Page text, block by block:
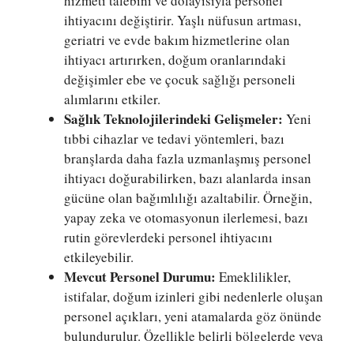
ihtiyacını değiştirir. Yaşlı nüfusun artması,
geriatri ve evde bakım hizmetlerine olan
ihtiyacı artırırken, doğum oranlarındaki
değişimler ebe ve çocuk sağlığı personeli
alımlarını etkiler.
Sağlık Teknolojilerindeki Gelişmeler: Yeni
tıbbi cihazlar ve tedavi yöntemleri, bazı
branşlarda daha fazla uzmanlaşmış personel
ihtiyacı doğurabilirken, bazı alanlarda insan
gücüne olan bağımlılığı azaltabilir. Örneğin,
yapay zeka ve otomasyonun ilerlemesi, bazı
rutin görevlerdeki personel ihtiyacını
etkileyebilir.
Mevcut Personel Durumu: Emeklilikler,
istifalar, doğum izinleri gibi nedenlerle oluşan
personel açıkları, yeni atamalarda göz önünde
bulundurulur. Özellikle belirli bölgelerde veya